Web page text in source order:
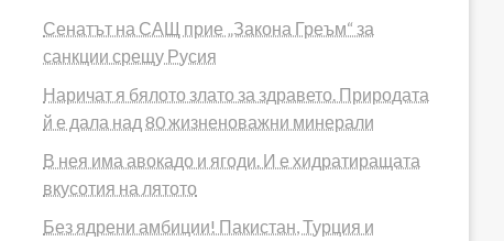
Сенатът на САЩ прие „Закона Греъм“ за
санкции срещу Русия
Наричат я бялото злато за здравето. Природата
й е дала над 80 жизненоважни минерали
В нея има авокадо и ягоди. И е хидратиращата
вкусотия на лятото
Без ядрени амбиции! Пакистан, Турция и